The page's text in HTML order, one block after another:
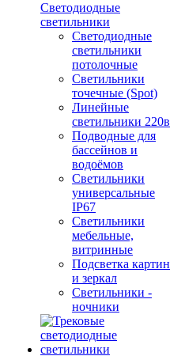
Светодиодные
светильники
Светодиодные
светильники
потолочные
Светильники
точечные (Spot)
Линейные
светильники 220в
Подводные для
бассейнов и
водоёмов
Светильники
универсальные
IP67
Светильники
мебельные,
витринные
Подсветка картин
и зеркал
Светильники -
ночники